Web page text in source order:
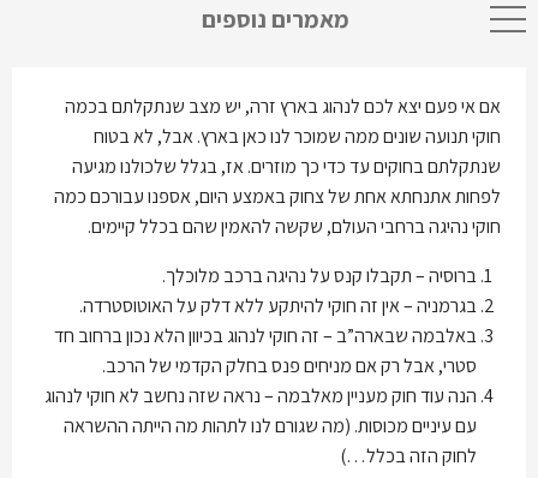
מאמרים נוספים
אם אי פעם יצא לכם לנהוג בארץ זרה, יש מצב שנתקלתם בכמה
חוקי תנועה שונים ממה שמוכר לנו כאן בארץ. אבל, לא בטוח
שנתקלתם בחוקים עד כדי כך מוזרים. אז, בגלל שלכולנו מגיעה
לפחות אתנחתא אחת של צחוק באמצע היום, אספנו עבורכם כמה
חוקי נהיגה ברחבי העולם, שקשה להאמין שהם בכלל קיימים.
ברוסיה – תקבלו קנס על נהיגה ברכב מלוכלך.
בגרמניה – אין זה חוקי להיתקע ללא דלק על האוטוסטרדה.
באלבמה שבארה”ב – זה חוקי לנהוג בכיוון הלא נכון ברחוב חד
סטרי, אבל רק אם מניחים פנס בחלק הקדמי של הרכב.
הנה עוד חוק מעניין מאלבמה – נראה שזה נחשב לא חוקי לנהוג
עם עיניים מכוסות. (מה שגורם לנו לתהות מה הייתה ההשראה
לחוק הזה בכלל…)